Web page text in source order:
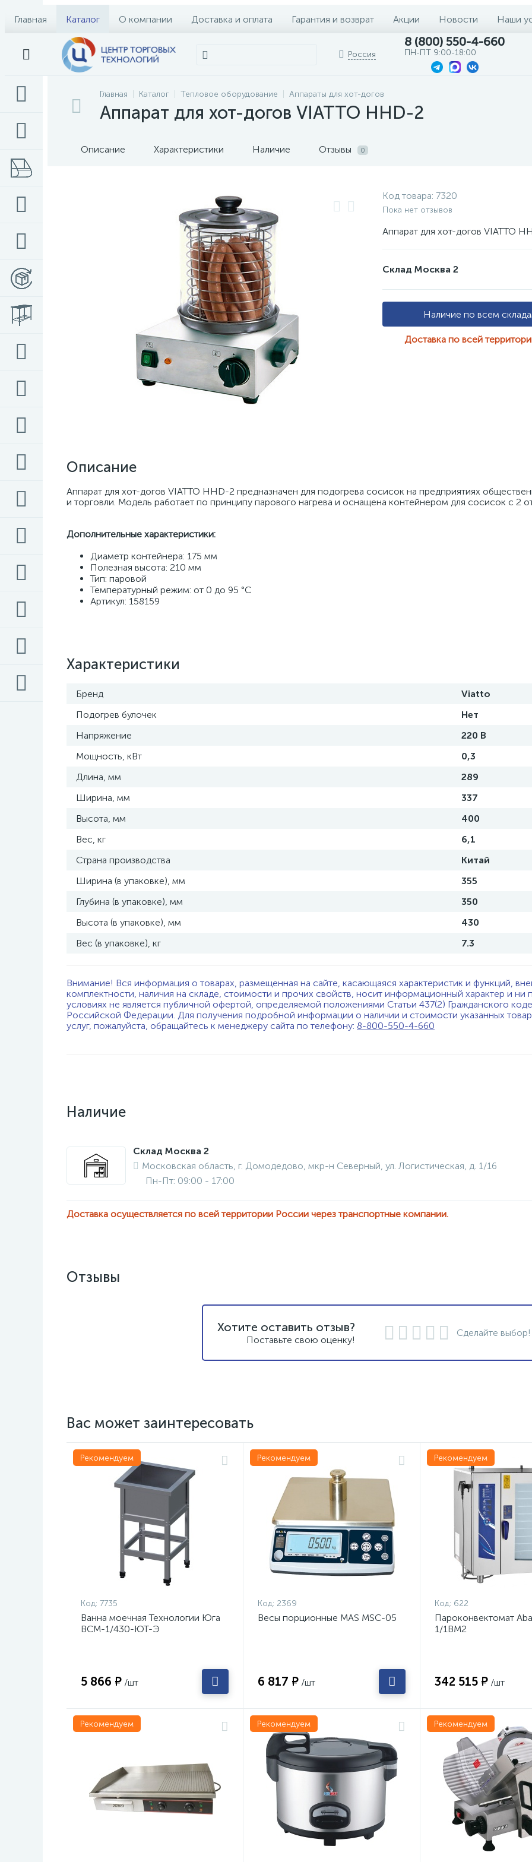
Главная Каталог О компании Доставка и оплата Гарантия и возврат Акции Новости Наши
Россия
8 (800) 550-4-660
ПН-ПТ 9:00-18:00
Главная Каталог Тепловое оборудование Аппараты для хот-догов
Аппарат для хот-догов VIATTO HHD-2
Описание Характеристики Наличие Отзывы 0
Код товара: 7320
Пока нет отзывов
Аппарат для хот-догов VIATTO
Склад Москва 2
Наличие по всем
Доставка по всей
Описание
Аппарат для хот-догов VIATTO HHD-2 предназначен для подогрева сосисок на предприятиях
и торговли. Модель работает по принципу парового нагрева и оснащена контейнером для сосисок с 2
Дополнительные характеристики:
Диаметр контейнера: 175 мм
Полезная высота: 210 мм
Тип: паровой
Температурный режим: от 0 до 95 °С
Артикул: 158159
Характеристики
Бренд
Viatto
Подогрев булочек
Нет
Напряжение
220 В
Мощность, кВт
0,3
Длина, мм
289
Ширина, мм
337
Высота, мм
400
Вес, кг
6,1
Страна производства
Китай
Ширина (в упаковке), мм
355
Глубина (в упаковке), мм
350
Высота (в упаковке), мм
430
Вес (в упаковке), кг
7.3
Внимание! Вся информация о товарах, размещенная на сайте, касающаяся характеристик и функций,
комплектности, наличия на складе, стоимости и прочих свойств, носит информационный характер и ни
условиях не является публичной офертой, определяемой положениями Статьи 437(2) Гражданского
Российской Федерации. Для получения подробной информации о наличии и стоимости указанных
услуг, пожалуйста, обращайтесь к менеджеру сайта по телефону: 8-800-550-4-660
Наличие
Склад Москва 2
Московская область, г. Домодедово, мкр-н Северный, ул. Логистическая, д. 1/16
Пн-Пт: 09:00 - 17:00
Доставка осуществляется по всей территории России через транспортные компании.
Отзывы
Хотите оставить отзыв?
Поставьте свою оценку!
Сделайте выбор!
Вас может заинтересовать
Рекомендуем
Код: 7735
Ванна моечная Технологии Юга
ВСМ-1/430-ЮТ-Э
5 866 ₽ /шт
Рекомендуем
Код: 2369
Весы порционные MAS MSC-05
6 817 ₽ /шт
Рекомендуем
Код: 622
Пароконвектомат
1/1ВМ2
342 515 ₽ /шт
Рекомендуем Рекомендуем Рекомендуем